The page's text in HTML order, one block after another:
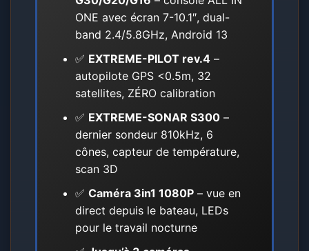
ONE avec écran 7-10.1″, dual-
band 2.4/5.8GHz, Android 13
✅ EXTREME-PILOT rev.4 –
autopilote GPS <0.5m, 32
satellites, ZÉRO calibration
✅ EXTREME-SONAR S300 –
dernier sondeur 810kHz, 6
cônes, capteur de température,
scan 3D
✅Caméra 3in1 1080P – vue en
direct depuis le bateau, LEDs
pour le travail nocturne